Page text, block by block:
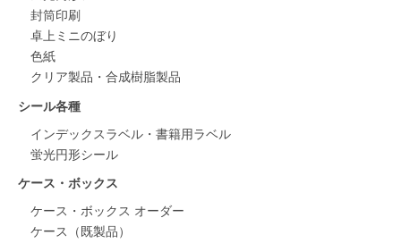
封筒印刷
卓上ミニのぼり
色紙
クリア製品・合成樹脂製品
シール各種
インデックスラベル・書籍用ラベル
蛍光円形シール
ケース・ボックス
ケース・ボックス オーダー
ケース（既製品）